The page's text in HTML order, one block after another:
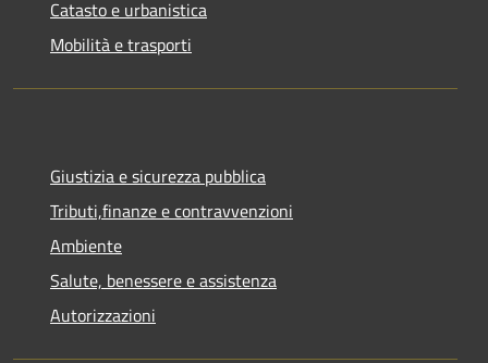
Catasto e urbanistica
Mobilità e trasporti
Giustizia e sicurezza pubblica
Tributi,finanze e contravvenzioni
Ambiente
Salute, benessere e assistenza
Autorizzazioni